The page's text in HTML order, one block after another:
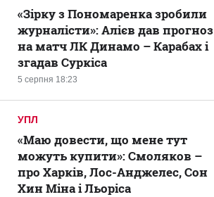
5 серпня 18:23
«Зірку з Пономаренка зробили
журналісти»: Алієв дав прогноз
на матч ЛК Динамо – Карабах і
згадав Суркіса
УПЛ
«Маю довести, що мене тут
можуть купити»: Смоляков –
про Харків, Лос-Анджелес, Сон
Хин Міна і Льоріса